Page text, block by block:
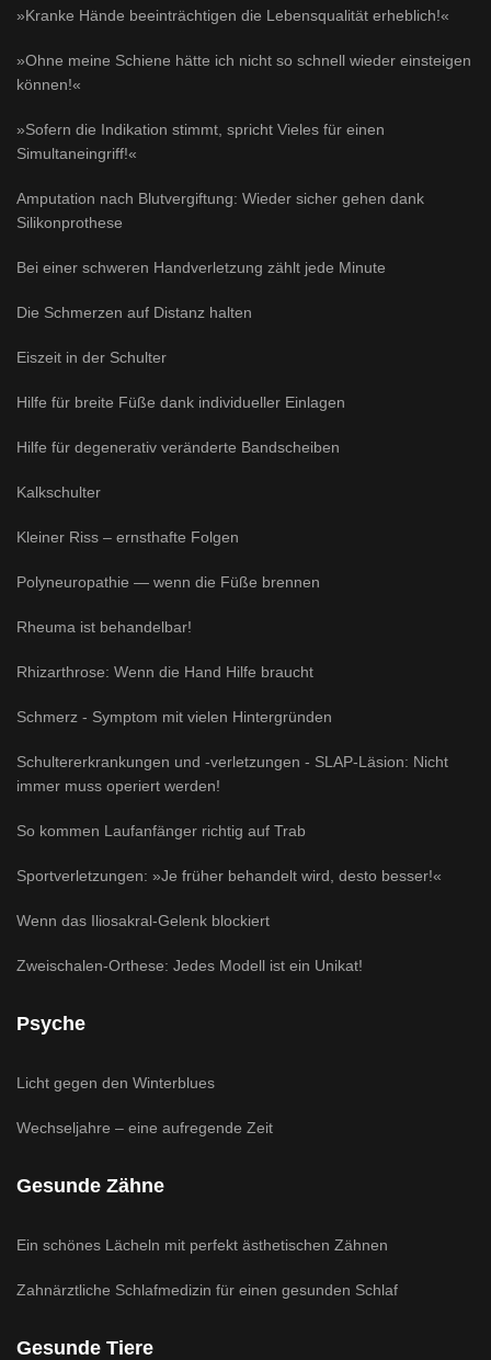
»Kranke Hände beeinträchtigen die Lebensqualität erheblich!«
»Ohne meine Schiene hätte ich nicht so schnell wieder einsteigen
können!«
»Sofern die Indikation stimmt, spricht Vieles für einen
Simultaneingriff!«
Amputation nach Blutvergiftung: Wieder sicher gehen dank
Silikonprothese
Bei einer schweren Handverletzung zählt jede Minute
Die Schmerzen auf Distanz halten
Eiszeit in der Schulter
Hilfe für breite Füße dank individueller Einlagen
Hilfe für degenerativ veränderte Bandscheiben
Kalkschulter
Kleiner Riss – ernsthafte Folgen
Polyneuropathie — wenn die Füße brennen
Rheuma ist behandelbar!
Rhizarthrose: Wenn die Hand Hilfe braucht
Schmerz - Symptom mit vielen Hintergründen
Schultererkrankungen und -verletzungen - SLAP-Läsion: Nicht
immer muss operiert werden!
So kommen Laufanfänger richtig auf Trab
Sportverletzungen: »Je früher behandelt wird, desto besser!«
Wenn das Iliosakral-Gelenk blockiert
Zweischalen-Orthese: Jedes Modell ist ein Unikat!
Psyche
Licht gegen den Winterblues
Wechseljahre – eine aufregende Zeit
Gesunde Zähne
Ein schönes Lächeln mit perfekt ästhetischen Zähnen
Zahnärztliche Schlafmedizin für einen gesunden Schlaf
Gesunde Tiere